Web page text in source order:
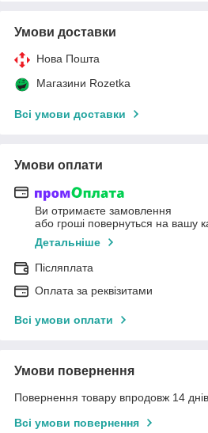
Умови доставки
Нова Пошта
Магазини Rozetka
Всі умови доставки
Умови оплати
Ви отримаєте замовлення
або гроші повернуться на вашу
Детальніше
Післяплата
Оплата за реквізитами
Всі умови оплати
Умови повернення
Повернення товару впродовж 14
Всі умови повернення